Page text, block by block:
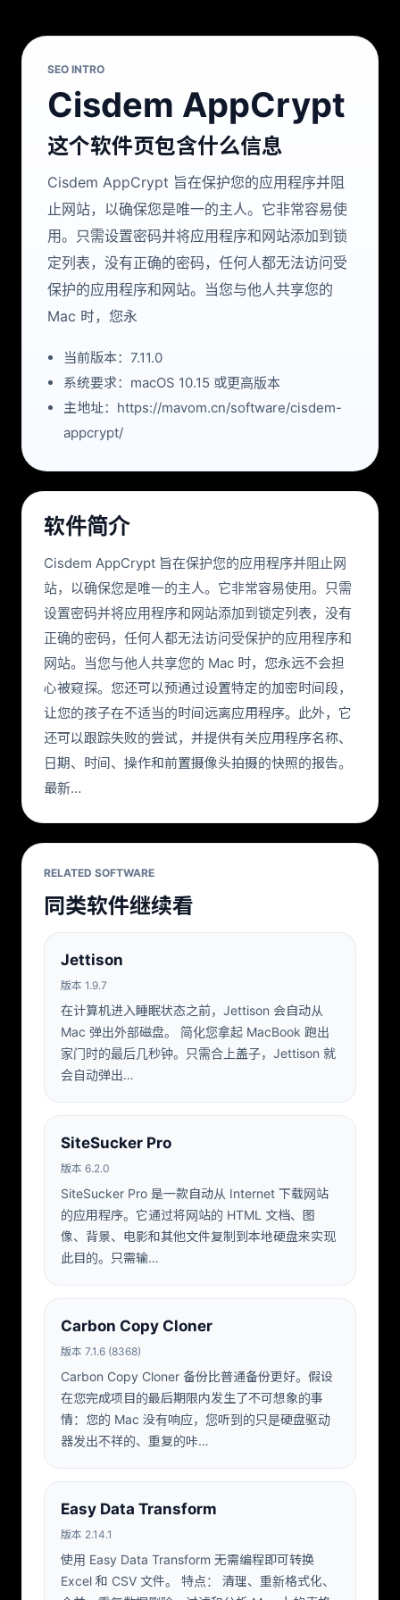
SEO INTRO
Cisdem AppCrypt
这个软件页包含什么信息
Cisdem AppCrypt 旨在保护您的应用程序并阻
止网站，以确保您是唯一的主人。它非常容易使
用。只需设置密码并将应用程序和网站添加到锁
定列表，没有正确的密码，任何人都无法访问受
保护的应用程序和网站。当您与他人共享您的
Mac 时，您永
当前版本：7.11.0
系统要求：macOS 10.15 或更高版本
主地址：https://mavom.cn/software/cisdem-
appcrypt/
软件简介
Cisdem AppCrypt 旨在保护您的应用程序并阻止网
站，以确保您是唯一的主人。它非常容易使用。只需
设置密码并将应用程序和网站添加到锁定列表，没有
正确的密码，任何人都无法访问受保护的应用程序和
网站。当您与他人共享您的 Mac 时，您永远不会担
心被窥探。您还可以预通过设置特定的加密时间段，
让您的孩子在不适当的时间远离应用程序。此外，它
还可以跟踪失败的尝试，并提供有关应用程序名称、
日期、时间、操作和前置摄像头拍摄的快照的报告。
最新…
RELATED SOFTWARE
同类软件继续看
Jettison
版本 1.9.7
在计算机进入睡眠状态之前，Jettison 会自动从
Mac 弹出外部磁盘。 简化您拿起 MacBook 跑出
家门时的最后几秒钟。只需合上盖子，Jettison 就
会自动弹出…
SiteSucker Pro
版本 6.2.0
SiteSucker Pro 是一款自动从 Internet 下载网站
的应用程序。它通过将网站的 HTML 文档、图
像、背景、电影和其他文件复制到本地硬盘来实现
此目的。只需输…
Carbon Copy Cloner
版本 7.1.6 (8368)
Carbon Copy Cloner 备份比普通备份更好。假设
在您完成项目的最后期限内发生了不可想象的事
情：您的 Mac 没有响应，您听到的只是硬盘驱动
器发出不祥的、重复的咔…
Easy Data Transform
版本 2.14.1
使用 Easy Data Transform 无需编程即可转换
Excel 和 CSV 文件。 特点： 清理、重新格式化、